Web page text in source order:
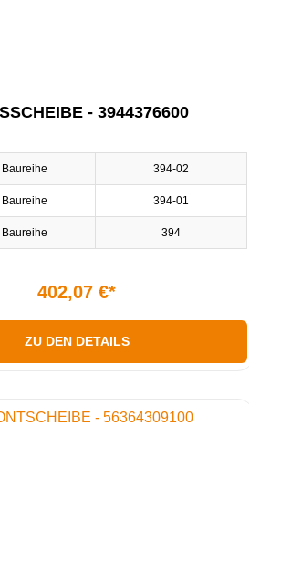
- 3944376600
Baureihe 394-02
Baureihe 394-01
Baureihe 394
402,07 €*
ZU DEN DETAILS